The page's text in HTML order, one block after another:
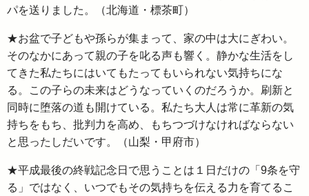
パを送りました。（北海道・標茶町）
★お盆で子どもや孫らが集まって、家の中は大にぎわい。
そのなかにあって親の子を叱る声も響く。静かな生活をし
てきた私たちにはいてもたってもいられない気持ちにな
る。この子らの未来はどうなっていくのだろうか。刷新と
同時に堕落の道も開けている。私たち大人は常に革新の気
持ちをもち、批判力を高め、もちつづけなければならない
と思ったしだいです。（山梨・甲府市）
★平成最後の終戦記念日で思うことは１日だけの「9条を守
る」ではなく、いつでもその気持ちを伝える力を育てるこ